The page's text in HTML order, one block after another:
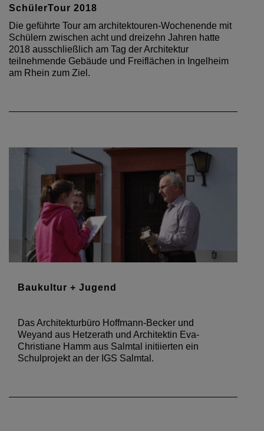
SchülerTour 2018
Die geführte Tour am architektouren-Wochenende mit
Schülern zwischen acht und dreizehn Jahren hatte
2018 ausschließlich am Tag der Architektur
teilnehmende Gebäude und Freiflächen in Ingelheim
am Rhein zum Ziel.
Baukultur + Jugend
Das Architekturbüro Hoffmann-Becker und
Weyand aus Hetzerath und Architektin Eva-
Christiane Hamm aus Salmtal initiierten ein
Schulprojekt an der IGS Salmtal.